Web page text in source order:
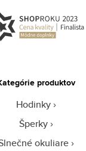
produktov
Hodinky
Šperky
okuliare